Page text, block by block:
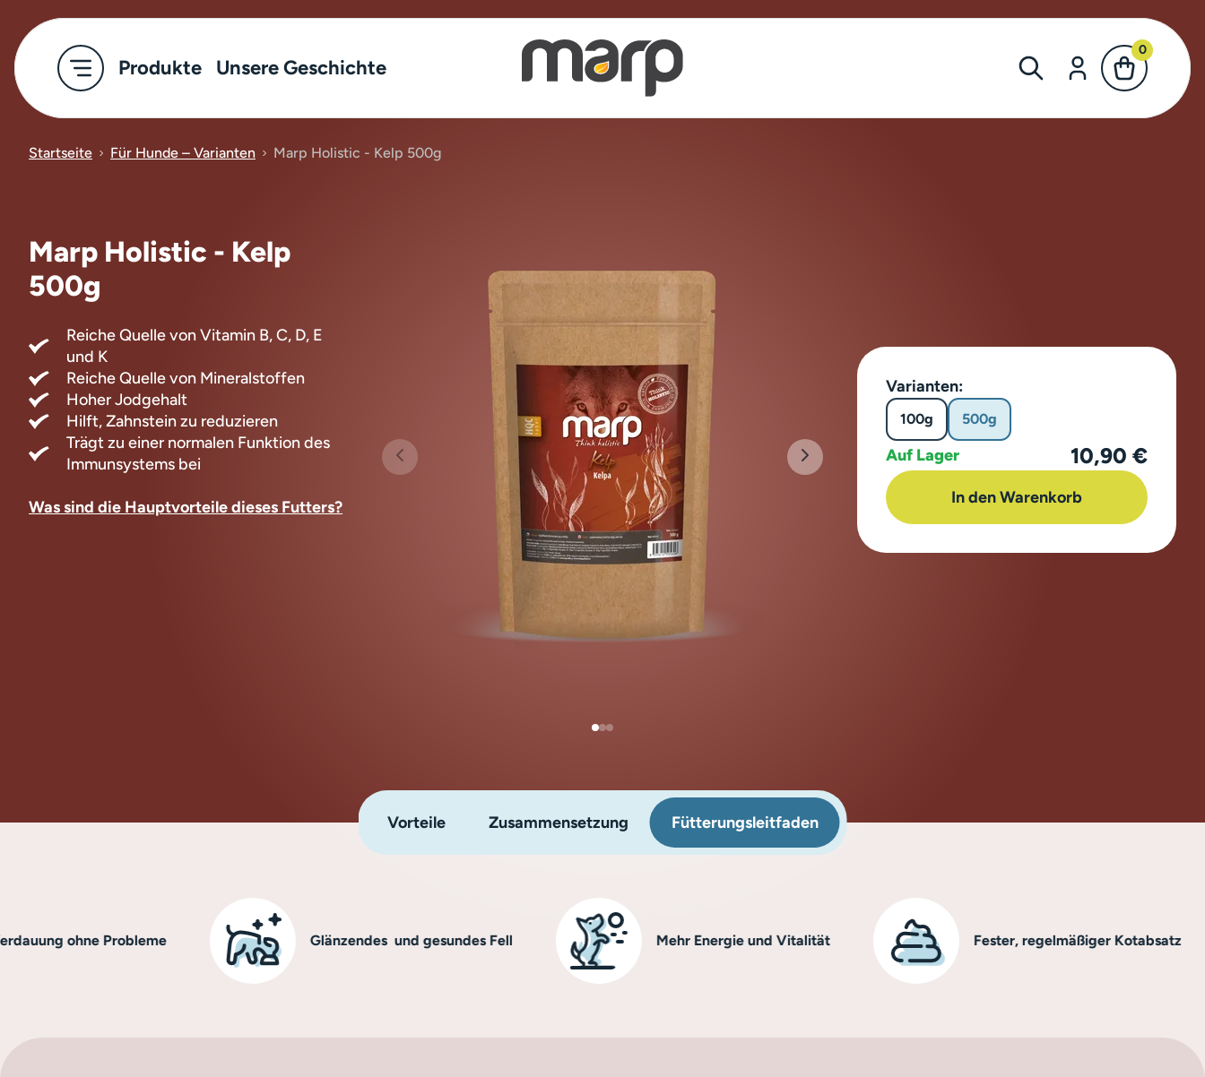
Produkte Unsere Geschichte
0
Startseite Für Hunde – Varianten Marp Holistic - Kelp 500g
Marp Holistic - Kelp
500g
Reiche Quelle von Vitamin B, C, D, E
und K
Reiche Quelle von Mineralstoffen
Hoher Jodgehalt
Hilft, Zahnstein zu reduzieren
Trägt zu einer normalen Funktion des
Immunsystems bei
Was sind die Hauptvorteile dieses Futters?
Varianten:
100g 500g
Auf Lager 10,90 €
In den Warenkorb
Vorteile Zusammensetzung Fütterungsleitfaden
ohne Probleme Glänzendes und gesundes Fell Mehr Energie und Vitalität Fester, regelmäßiger Kotabsatz